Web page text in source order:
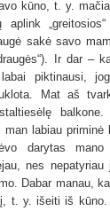
kūno, t. y.
aplink
sakė savo
Ir dar –
labai piktinausi,
Mat aš
labiau priminė
darytas mano
nes nepatyriau
Dabar manau,
t. y. išeiti iš kūno.